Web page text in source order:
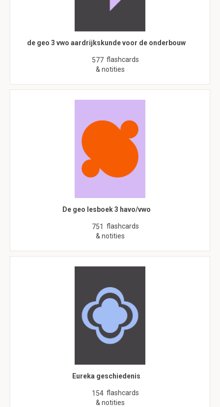
de geo 3 vwo aardrijkskunde voor de onderbouw
577 flashcards
& notities
De geo lesboek 3 havo/vwo
751 flashcards
& notities
Eureka geschiedenis
154 flashcards
& notities